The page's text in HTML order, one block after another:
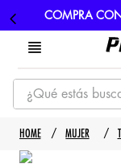
COMPRA
¿Qué estás buscando?
TÉRMINOS MÁS
1
MUJER